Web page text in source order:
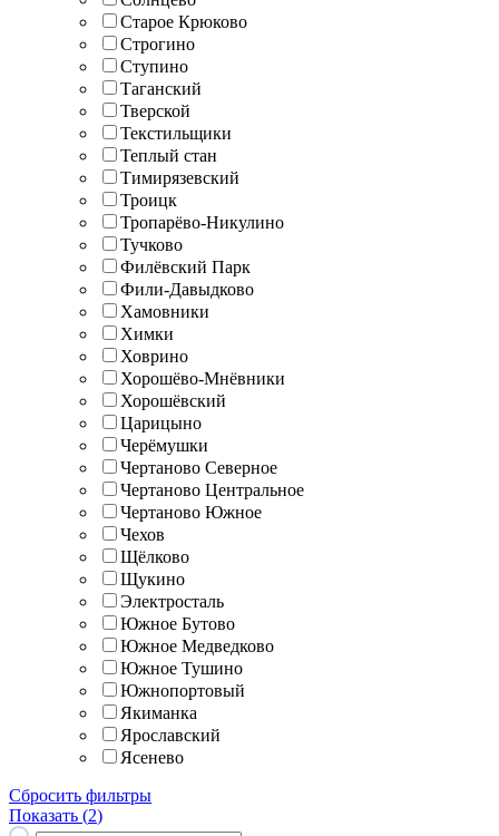
Старое Крюково
Строгино
Ступино
Таганский
Тверской
Текстильщики
Теплый стан
Тимирязевский
Троицк
Тропарёво-Никулино
Тучково
Филёвский Парк
Фили-Давыдково
Хамовники
Химки
Ховрино
Хорошёво-Мнёвники
Хорошёвский
Царицыно
Черёмушки
Чертаново Северное
Чертаново Центральное
Чертаново Южное
Чехов
Щёлково
Щукино
Электросталь
Южное Бутово
Южное Медведково
Южное Тушино
Южнопортовый
Якиманка
Ярославский
Ясенево
Сбросить фильтры
Показать (2)